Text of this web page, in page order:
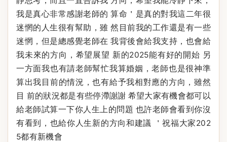
我是真心非常感謝老師的 算命＇是真的對我這二年很
迷惘的人生很有幫助，雖 然目前我的工作還是有一些
迷惘，但是總感覺老師在 我背後會給我支持，也會給
我未來的方向，希望展望 新的2025能有好的開始 另
一方面我也有請老師幫忙我算婚姻，老師也是很神準
算出我目前的情況，也有給予我相對應的方向，雖然
目 前的狀況都是有些停滯謝謝 希望大家有機會都可以
給老師試算一下你人生上的問題 也許老師會看到你沒
有看到，也給你人生新的方向和建議 ＇祝福大家202
5都有新機會